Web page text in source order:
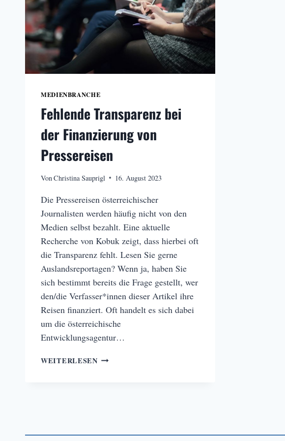
MEDIENBRANCHE
Fehlende Transparenz bei
der Finanzierung von
Pressereisen
VonChristina Sauprigl 16. August 2023
Die Pressereisen österreichischer
Journalisten werden häufig nicht von den
Medien selbst bezahlt. Eine aktuelle
Recherche von Kobuk zeigt, dass hierbei oft
die Transparenz fehlt. Lesen Sie gerne
Auslandsreportagen? Wenn ja, haben Sie
sich bestimmt bereits die Frage gestellt, wer
den/die Verfasser*innen dieser Artikel ihre
Reisen finanziert. Oft handelt es sich dabei
um die österreichische
Entwicklungsagentur…
WEITERLESENFEHLENDE